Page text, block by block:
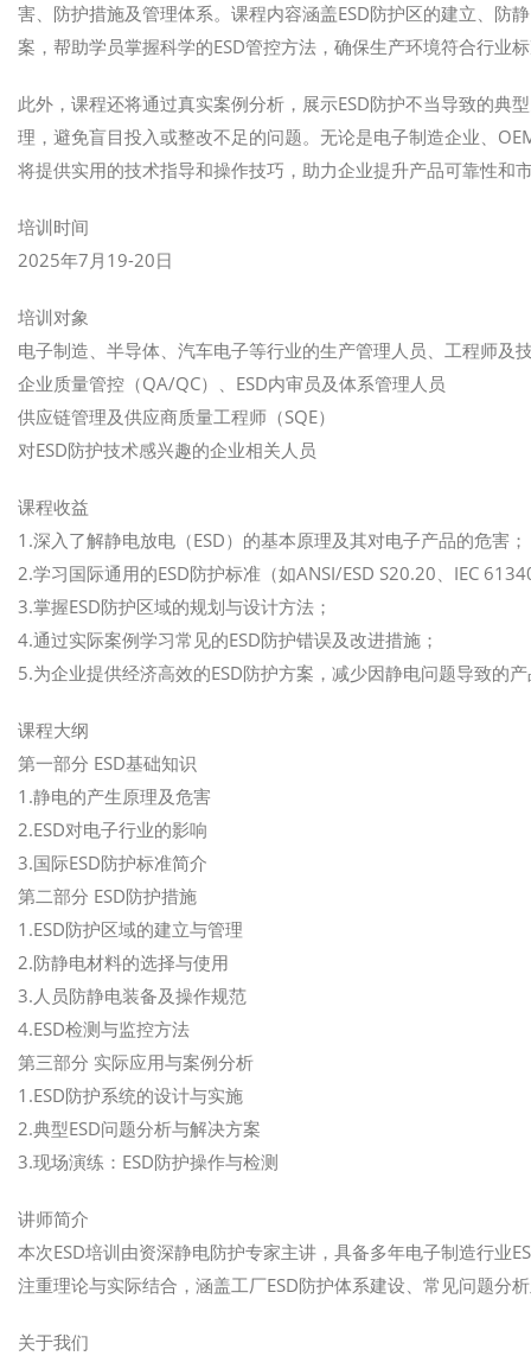
害、防护措施及管理体系。课程内容涵盖ESD防护区的建立、防
案，帮助学员掌握科学的ESD管控方法，确保生产环境符合行业
此外，课程还将通过真实案例分析，展示ESD防护不当导致的典
理，避免盲目投入或整改不足的问题。无论是电子制造企业、
将提供实用的技术指导和操作技巧，助力企业提升产品可靠性和
培训时间
2025年7月19-20日
培训对象
电子制造、半导体、汽车电子等行业的生产管理人员、工程师及
企业质量管控（QA/QC）、ESD内审员及体系管理人员
供应链管理及供应商质量工程师（SQE）
对ESD防护技术感兴趣的企业相关人员
课程收益
1.深入了解静电放电（ESD）的基本原理及其对电子产品的危害；
2.学习国际通用的ESD防护标准（如ANSI/ESD S20.20、IEC
3.掌握ESD防护区域的规划与设计方法；
4.通过实际案例学习常见的ESD防护错误及改进措施；
5.为企业提供经济高效的ESD防护方案，减少因静电问题导致的
课程大纲
第一部分 ESD基础知识
1.静电的产生原理及危害
2.ESD对电子行业的影响
3.国际ESD防护标准简介
第二部分 ESD防护措施
1.ESD防护区域的建立与管理
2.防静电材料的选择与使用
3.人员防静电装备及操作规范
4.ESD检测与监控方法
第三部分 实际应用与案例分析
1.ESD防护系统的设计与实施
2.典型ESD问题分析与解决方案
3.现场演练：ESD防护操作与检测
讲师简介
本次ESD培训由资深静电防护专家主讲，具备多年电子制造行业
注重理论与实际结合，涵盖工厂ESD防护体系建设、常见问题分
关于我们